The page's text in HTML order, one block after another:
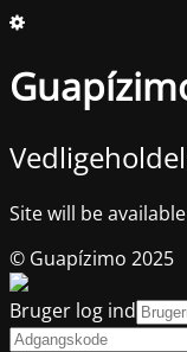
Site will be
© Guapízimo 2025
Bruger log ind